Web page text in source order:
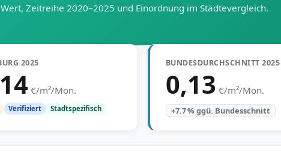
Zeitreihe 2020–2025 und Einordnung im Städtevergleich.
2025
€/m²/Mon.
Verifiziert Stadtspezifisch
BUNDESDURCHSCHNITT 2025
0,13 €/m²/Mon.
+7.7 % ggü. Bundesschnitt